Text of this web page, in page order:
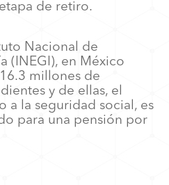
de retiro.
Nacional de
(INEGI), en México
millones de
y de ellas, el
a la seguridad social, es
para una pensión por